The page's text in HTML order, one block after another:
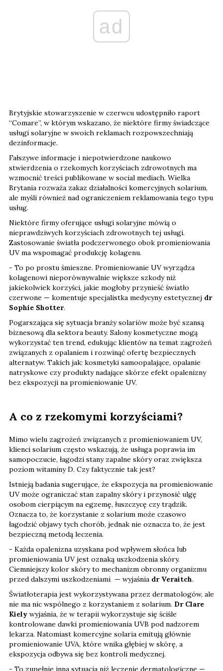
ad
Brytyjskie stowarzyszenie w czerwcu udostępniło raport
“Comare”, w którym wskazano, że niektóre firmy świadczące
usługi solaryjne w swoich reklamach rozpowszechniają
dezinformacje.
Fałszywe informacje i niepotwierdzone naukowo
stwierdzenia o rzekomych korzyściach zdrowotnych ma
wzmocnić treści publikowane w social mediach. Wielka
Brytania rozważa zakaz działalności komercyjnych solarium,
ale myśli również nad ograniczeniem reklamowania tego typu
usług.
Niektóre firmy oferujące usługi solaryjne mówią o
nieprawdziwych korzyściach zdrowotnych tej usługi.
Zastosowanie światła podczerwonego obok promieniowania
UV ma wspomagać produkcję kolagenu.
- To po prostu śmieszne. Promieniowanie UV wyrządza
kolagenowi nieporównywalnie większe szkody niż
jakiekolwiek korzyści, jakie mogłoby przynieść światło
czerwone — komentuje specjalistka medycyny estetycznej dr
Sophie Shotter.
Pogarszająca się sytuacja branży solariów może być szansą
biznesową dla sektora beauty. Salony kosmetyczne mogą
wykorzystać ten trend, edukując klientów na temat zagrożeń
związanych z opalaniem i rozwinąć ofertę bezpiecznych
alternatyw. Takich jak: kosmetyki samoopalające, opalanie
natryskowe czy produkty nadające skórze efekt opalenizny
bez ekspozycji na promieniowanie UV.
A co z rzekomymi korzyściami?
Mimo wielu zagrożeń związanych z promieniowaniem UV,
klienci solarium często wskazują, że usługa poprawia im
samopoczucie, łagodzi stany zapalne skóry oraz zwiększa
poziom witaminy D. Czy faktycznie tak jest?
Istnieją badania sugerujące, że ekspozycja na promieniowanie
UV może ograniczać stan zapalny skóry i przynosić ulgę
osobom cierpiącym na egzemę, łuszczycę czy trądzik.
Oznacza to, że korzystanie z solarium może czasowo
łagodzić objawy tych chorób, jednak nie oznacza to, że jest
bezpieczną metodą leczenia.
- Każda opalenizna uzyskana pod wpływem słońca lub
promieniowania UV jest oznaką uszkodzenia skóry.
Ciemniejszy kolor skóry to mechanizm obronny organizmu
przed dalszymi uszkodzeniami — wyjaśnia dr Veraitch.
Światłoterapia jest wykorzystywana przez dermatologów, ale
nie ma nic wspólnego z korzystaniem z solarium. Dr Clare
Kiely wyjaśnia, że w terapii wykorzystuje się ściśle
kontrolowane dawki promieniowania UVB pod nadzorem
lekarza. Natomiast komercyjne solaria emitują głównie
promieniowanie UVA, które wnika głębiej w skórę, a
ekspozycja odbywa się bez kontroli medycznej.
- To zupełnie inna sytuacja niż leczenie dermatologiczne —